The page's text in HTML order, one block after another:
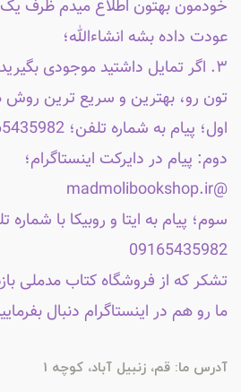
خودمون بهتون اطلاع میدم ظرف یک
عودت داده بشه انشاءالله؛
۳. اگر تمایل داشتید موجودی
تون رو، بهترین و سریع ترین
اول؛ پیام به شماره تلفن؛ 09165435982
دوم: پیام در دایرکت اینستاگرام؛
@madmolibookshop.ir
سوم؛ پیام به ایتا و روبیکا با شماره
09165435982
تشکر که از فروشگاه کتاب مدملی
ما رو هم در اینستاگرام دنبال
آدرس ما: قم، زنبیل آباد، کوچه 1